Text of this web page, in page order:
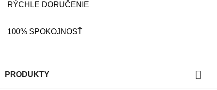
RÝCHLE DORUČENIE
100% SPOKOJNOSŤ
PRODUKTY 